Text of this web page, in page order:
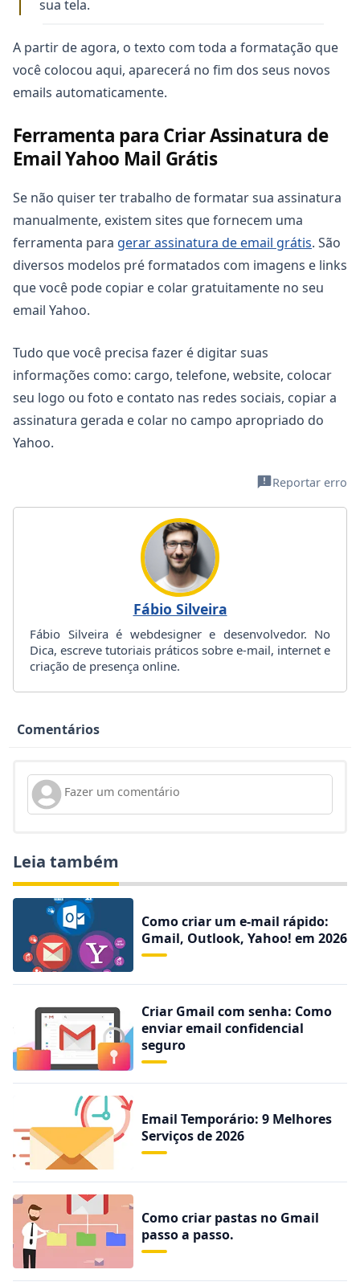
sua tela.
A partir de agora, o texto com toda a formatação que
você colocou aqui, aparecerá no fim dos seus novos
emails automaticamente.
Ferramenta para Criar Assinatura de
Email Yahoo Mail Grátis
Se não quiser ter trabalho de formatar sua assinatura
manualmente, existem sites que fornecem uma
ferramenta para gerar assinatura de email grátis. São
diversos modelos pré formatados com imagens e links
que você pode copiar e colar gratuitamente no seu
email Yahoo.
Tudo que você precisa fazer é digitar suas
informações como: cargo, telefone, website, colocar
seu logo ou foto e contato nas redes sociais, copiar a
assinatura gerada e colar no campo apropriado do
Yahoo.
Reportar erro
Fábio Silveira
Fábio Silveira é webdesigner e desenvolvedor. No
Dica, escreve tutoriais práticos sobre e-mail, internet e
criação de presença online.
Comentários
Leia também
Como criar um e-mail rápido:
Gmail, Outlook, Yahoo! em 2026
Criar Gmail com senha: Como
enviar email confidencial
seguro
Email Temporário: 9 Melhores
Serviços de 2026
Como criar pastas no Gmail
passo a passo.